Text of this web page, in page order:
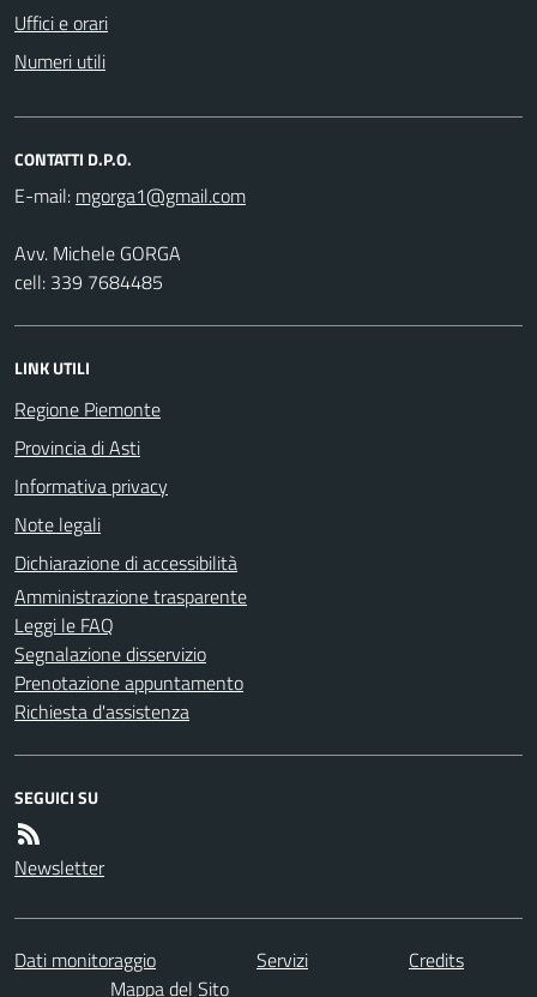
Uffici e orari
Numeri utili
CONTATTI D.P.O.
E-mail:
Avv. Michele GORGA
cell: 339 7684485
LINK UTILI
Regione Piemonte
Provincia di Asti
Informativa privacy
Note legali
Dichiarazione di accessibilità
Amministrazione trasparente
Leggi le FAQ
Segnalazione disservizio
Prenotazione appuntamento
Richiesta d'assistenza
SEGUICI SU
Newsletter
Dati monitoraggio Servizi
Credits
Mappa del Sito